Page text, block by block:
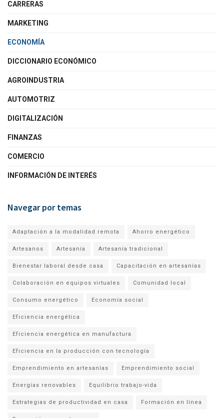
CARRERAS
MARKETING
ECONOMÍA
DICCIONARIO ECONÓMICO
AGROINDUSTRIA
AUTOMOTRIZ
DIGITALIZACIÓN
FINANZAS
COMERCIO
INFORMACIÓN DE INTERÉS
Navegar por temas
Adaptación a la modalidad remota Ahorro energético
Artesanos Artesanía Artesanía tradicional
Bienestar laboral desde casa Capacitación en artesanías
Colaboración en equipos virtuales Comunidad local
Consumo energético Economía social
Eficiencia energética
Eficiencia energética en manufactura
Eficiencia en la producción con tecnología
Emprendimiento en artesanías Emprendimiento social
Energías renovables Equilibrio trabajo-vida
Estrategias de productividad en casa Formación en línea